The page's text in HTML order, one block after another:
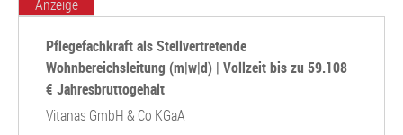
Anzeige
Pflegefachkraft als Stellvertretende
Wohnbereichsleitung (m|w|d) | Vollzeit bis zu 59.108
€ Jahresbruttogehalt
Vitanas GmbH & Co KGaA